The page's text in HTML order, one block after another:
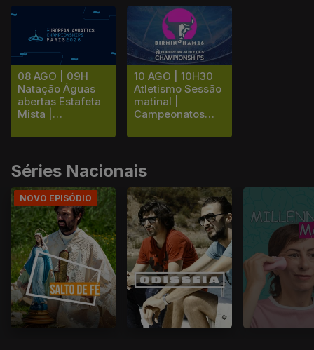
08 AGO | 09H
Natação Águas
abertas Estafeta
Mista |
Europa de...
10 AGO | 10H30
Atletismo Sessão
matinal |
Campeonatos
Atletismo
Séries Nacionais
NOVO EPISÓDIO